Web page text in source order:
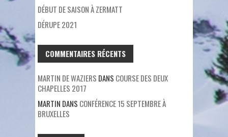
DÉBUT DE SAISON À ZERMATT
DÉRUPE 2021
COMMENTAIRES RÉCENTS
MARTIN DE WAZIERS DANS COURSE DES DEUX
CHAPELLES 2017
MARTIN DANS CONFÉRENCE 15 SEPTEMBRE À
BRUXELLES